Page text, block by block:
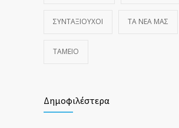
ΣΥΝΤΑΞΙΟΥΧΟΙ ΤΑ ΝΈΑ ΜΑΣ
ΤΑΜΕΙΟ
Δημοφιλέστερα